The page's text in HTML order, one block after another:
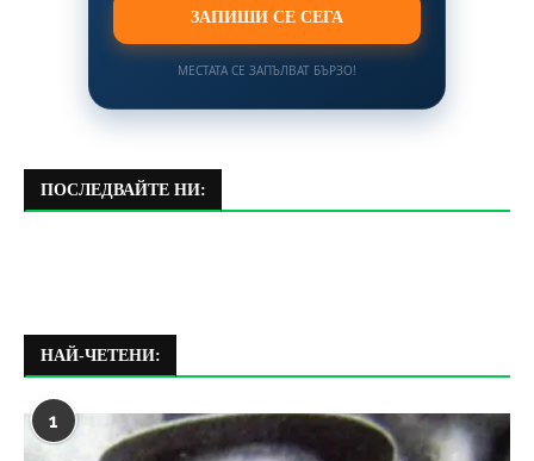
ЗАПИШИ СЕ СЕГА
МЕСТАТА СЕ ЗАПЪЛВАТ БЪРЗО!
ПОСЛЕДВАЙТЕ НИ:
НАЙ-ЧЕТЕНИ:
1